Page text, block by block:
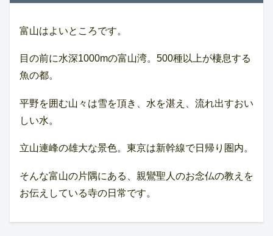
富山はよいところです。
目の前に水深1000mの富山湾。500種以上が棲息する
魚の都。
平野を囲む山々は雪を頂き、水を湛え、流れ出すおい
しい水。
立山連峰の雄大な景色。東京は新幹線で日帰り圏内。
そんな富山の片隅にある、親鸞聖人のお念仏の教えを
お伝えしている寺の日常です。